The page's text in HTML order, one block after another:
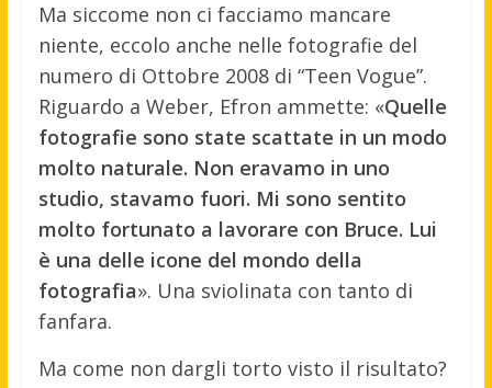
Ma siccome non ci facciamo mancare
niente, eccolo anche nelle fotografie del
numero di Ottobre 2008 di “Teen Vogue”.
Riguardo a Weber, Efron ammette: «Quelle
fotografie sono state scattate in un modo
molto naturale. Non eravamo in uno
studio, stavamo fuori. Mi sono sentito
molto fortunato a lavorare con Bruce. Lui
è una delle icone del mondo della
fotografia». Una sviolinata con tanto di
fanfara.
Ma come non dargli torto visto il risultato?